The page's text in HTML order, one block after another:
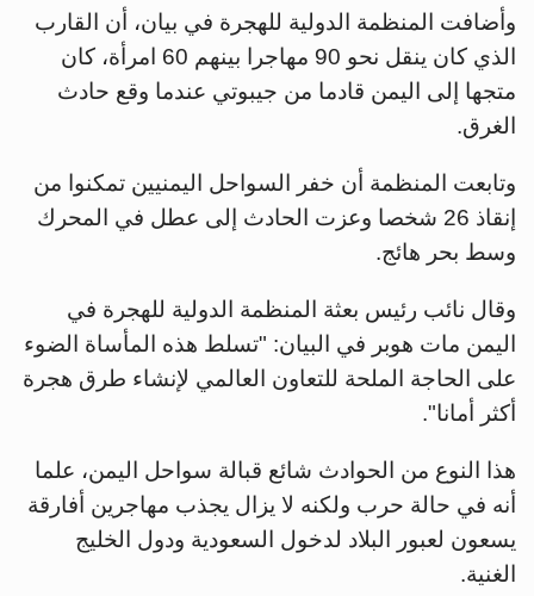
وأضافت المنظمة الدولية للهجرة في بيان، أن القارب
الذي كان ينقل نحو 90 مهاجرا بينهم 60 امرأة، كان
متجها إلى اليمن قادما من جيبوتي عندما وقع حادث
الغرق.
وتابعت المنظمة أن خفر السواحل اليمنيين تمكنوا من
إنقاذ 26 شخصا وعزت الحادث إلى عطل في المحرك
وسط بحر هائج.
وقال نائب رئيس بعثة المنظمة الدولية للهجرة في
اليمن مات هوبر في البيان: "تسلط هذه المأساة الضوء
على الحاجة الملحة للتعاون العالمي لإنشاء طرق هجرة
أكثر أمانا".
هذا النوع من الحوادث شائع قبالة سواحل اليمن، علما
أنه في حالة حرب ولكنه لا يزال يجذب مهاجرين أفارقة
يسعون لعبور البلاد لدخول السعودية ودول الخليج
الغنية.